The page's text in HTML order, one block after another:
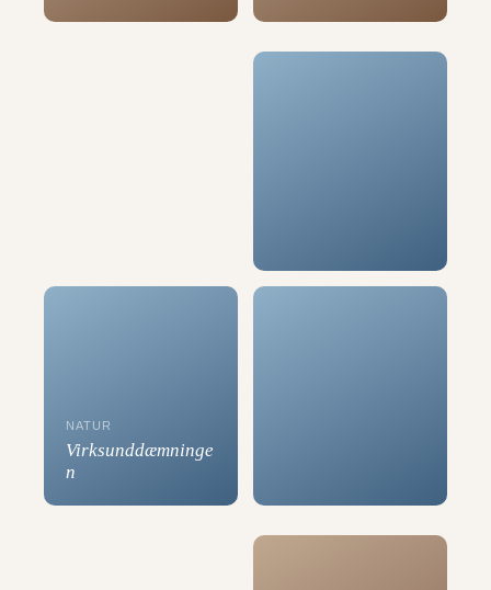
NATUR
Virksunddæmninge
n